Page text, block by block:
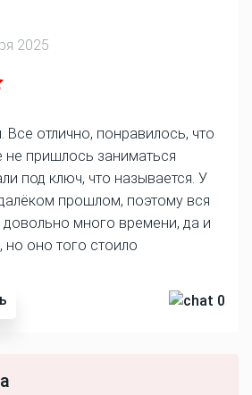
2025
отлично, понравилось, что
не пришлось заниматься
под ключ, что называется. У
прошлом, поэтому вся
довольно много времени, да и
оно того стоило
0